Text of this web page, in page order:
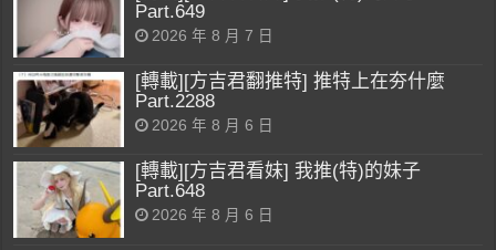
Part.649
2026 年 8 月 7 日
[轉載][方吉君翻推特] 推特上在夯什麼
Part.2288
2026 年 8 月 6 日
[轉載][方吉君看妹] 我推(特)的妹子
Part.648
2026 年 8 月 6 日